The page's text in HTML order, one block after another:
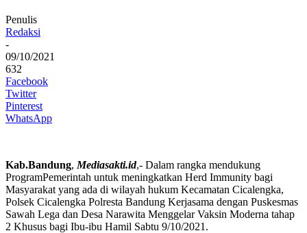
Penulis
Redaksi
-
09/10/2021
632
Facebook
Twitter
Pinterest
WhatsApp
Kab.Bandung, Mediasakti.id,- Dalam rangka mendukung
ProgramPemerintah untuk meningkatkan Herd Immunity bagi
Masyarakat yang ada di wilayah hukum Kecamatan Cicalengka,
Polsek Cicalengka Polresta Bandung Kerjasama dengan Puskesmas
Sawah Lega dan Desa Narawita Menggelar Vaksin Moderna tahap
2 Khusus bagi Ibu-ibu Hamil Sabtu 9/10/2021.